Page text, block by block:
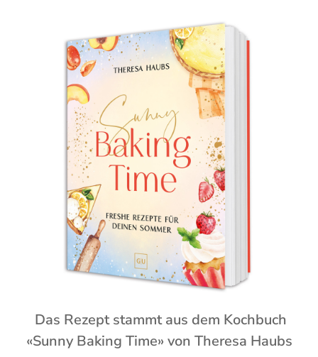
Das Rezept stammt aus dem Kochbuch
«Sunny Baking Time» von Theresa Haubs